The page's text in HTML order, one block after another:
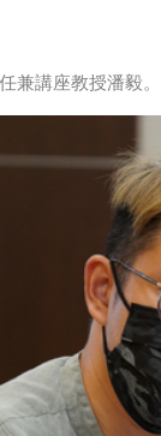
兼講座教授潘毅。